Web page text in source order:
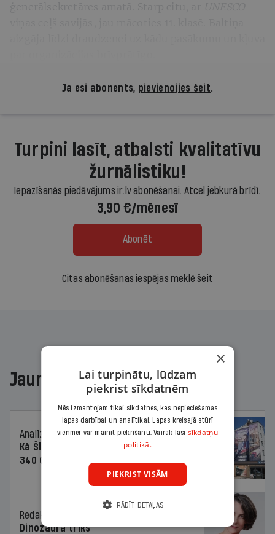
Ja esi abonents, pievienojies šeit.
Turpini lasīt, atbalsti kvalitatīvu
žurnālistiku!
Iepazīšanās piedāvājums ir.lv abonēšanai. Atcel jebkurā brīdī.
3,90 €/mēnesī
Abonēt
Citas abonēšanas iespējas meklē šeit
Jaunākajā žurnālā
Analīze
06.08.2026.
Kā Šlesera partija palika nesodīta par
340 000 vērtu reklāmas kampaņu
Redaktores sleja
Dinozaura triks
×
Lai turpinātu, lūdzam
piekrist sīkdatnēm
Mēs izmantojam tikai sīkdatnes, kas nepieciešamas
lapas darbībai un analītikai. Lapas kreisajā stūrī
vienmēr var mainīt piekrišanu. Vairāk lasi sīkdatņu
politikā.
PIEKRIST VISĀM
RĀDĪT DETAĻAS